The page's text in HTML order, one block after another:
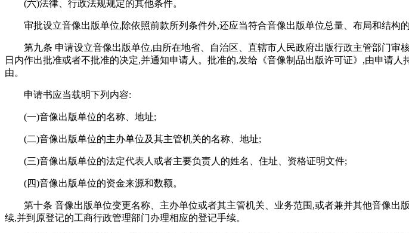
(六)法律、行政法规规定的其他条件。
审批设立音像出版单位,除依照前款所列条件外,还应当符合音像出版单位总量、布局和结构的
第九条 申请设立音像出版单位,由所在地省、自治区、直辖市人民政府出版行政主管部门
日内作出批准或者不批准的决定,并通知申请人。批准的,发给《音像制品出版许可证》,由申请
由。
申请书应当载明下列内容:
(一)音像出版单位的名称、地址;
(二)音像出版单位的主办单位及其主管机关的名称、地址;
(三)音像出版单位的法定代表人或者主要负责人的姓名、住址、资格证明文件;
(四)音像出版单位的资金来源和数额。
第十条 音像出版单位变更名称、主办单位或者其主管机关、业务范围,或者兼并其他音像
续,并到原登记的工商行政管理部门办理相应的登记手续。